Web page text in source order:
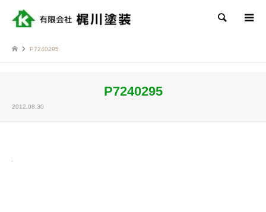
検索
P7240295
P7240295
2012.08.30